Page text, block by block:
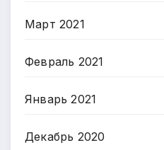
Март 2021
Февраль 2021
Январь 2021
Декабрь 2020